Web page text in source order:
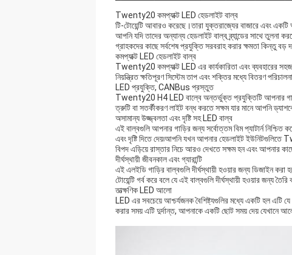
Twenty20 কমপ্যাক্ট LED হেডলাইট বাল্ব
টি-টোয়েন্টি আবারও করেছে।তারা যুক্তরাজ্যের বাজারে এবং
আপনি যদি তাদের অন্যান্য হেডলাইট বাল্ব ব্র্যান্ডের সাথে
গ্রাহকদের কাছে সর্বশেষ প্রযুক্তি সরবরাহ করার ক্ষমতা কিন্তু বড়
কমপ্যাক্ট LED হেডলাইট বাল্ব
Twenty20 কমপ্যাক্ট LED এর কার্যকারিতা এবং ব্যবহারের
নিয়ন্ত্রিত ক্ষতিপূরণ সিস্টেম তাপ এবং শক্তির মধ্যে বিতরণ
LED প্রযুক্তি, CANBus প্রস্তুত
Twenty20 H4 LED বাল্বে অন্তর্ভুক্ত প্রযুক্তিটি আপনার
ত্রুটি বা সতর্কীকরণ লাইট বন্ধ করতে সক্ষম যার মানে আপনি
অসামান্য উজ্জ্বলতা এবং দৃষ্টি সহ LED বাল্ব
এই বাল্বগুলি আপনার গাড়ির জন্য সর্বোত্তম বিম প্যাটার্ন
এবং দৃষ্টি দিতে দেয়৷আপনি যখন আপনার হেডলাইট
বিপদ এড়িয়ে রাস্তার নিচে আরও দেখতে সক্ষম হন এবং আপনার
দীর্ঘস্থায়ী জীবনকাল এবং গ্যারান্টি
এই এলইডি গাড়ির বাল্বগুলি দীর্ঘস্থায়ী হওয়ার জন্য ডিজাইন
টোয়েন্টি গর্ব করে বলে যে এই বাল্বগুলি দীর্ঘস্থায়ী হওয়ার জন্য
তাত্ক্ষণিক LED আলো
LED এর সবচেয়ে আশ্চর্যজনক বৈশিষ্ট্যগুলির মধ্যে একটি হল
করার সময় এটি দুর্দান্ত, আপনাকে একটি ছোট সময় দেয় যেখানে